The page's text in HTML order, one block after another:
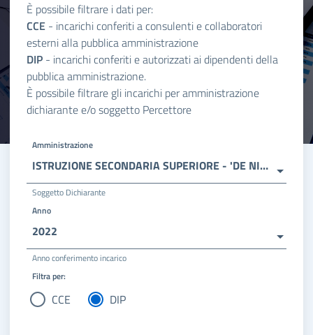
È possibile filtrare i dati per:
CCE - incarichi conferiti a consulenti e collaboratori
esterni alla pubblica amministrazione
DIP - incarichi conferiti e autorizzati ai dipendenti della
pubblica amministrazione.
È possibile filtrare gli incarichi per amministrazione
dichiarante e/o soggetto Percettore
Amministrazione
ISTRUZIONE SECONDARIA SUPERIORE - 'DE NICOLA'
Soggetto Dichiarante
Anno
2022
Anno conferimento incarico
Filtra per:
CCE DIP